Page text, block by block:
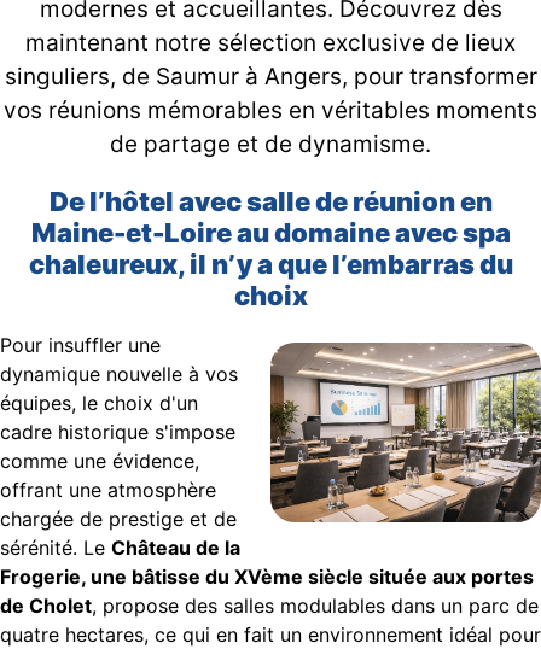
modernes et accueillantes. Découvrez dès
maintenant notre sélection exclusive de lieux
singuliers, de Saumur à Angers, pour transformer
vos réunions mémorables en véritables moments
de partage et de dynamisme.
De l’hôtel avec salle de réunion en
Maine-et-Loire au domaine avec spa
chaleureux, il n’y a que l’embarras du
choix
Pour insuffler une
dynamique nouvelle à vos
équipes, le choix d'un
cadre historique s'impose
comme une évidence,
offrant une atmosphère
chargée de prestige et de
sérénité. Le Château de la
Frogerie, une bâtisse du XVème siècle située aux portes
de Cholet, propose des salles modulables dans un parc de
quatre hectares, ce qui en fait un environnement idéal pour